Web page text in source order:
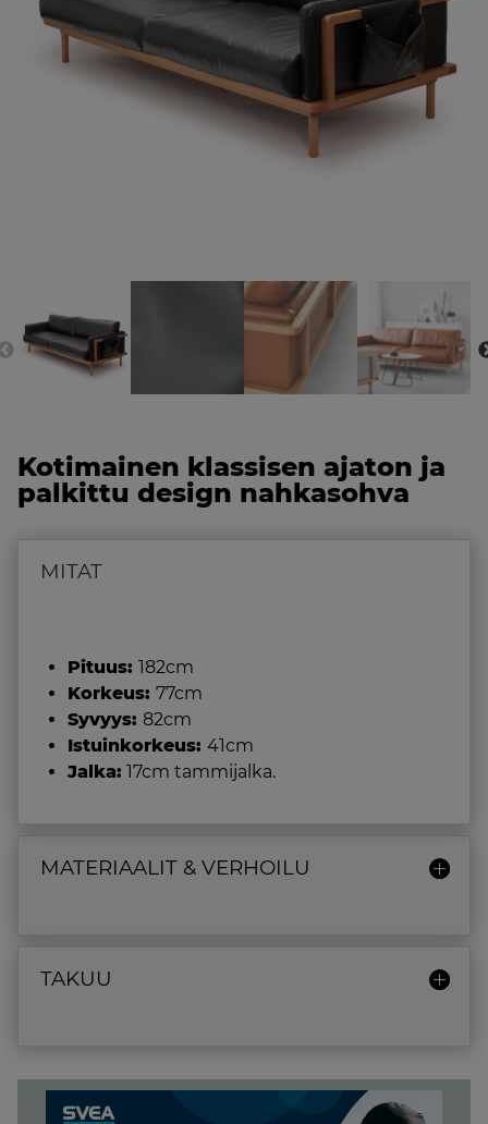
Kotimainen klassisen ajaton ja
palkittu design nahkasohva
MITAT
Pituus: 182cm
Korkeus: 77cm
Syvyys: 82cm
Istuinkorkeus: 41cm
Jalka: 17cm tammijalka.
MATERIAALIT & VERHOILU
TAKUU